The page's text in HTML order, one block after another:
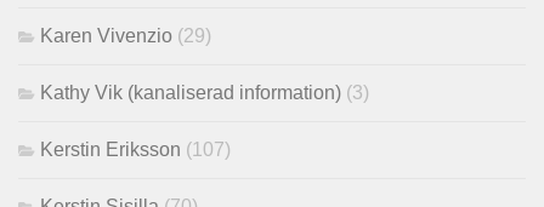
Karen Vivenzio (29)
Kathy Vik (kanaliserad information) (3)
Kerstin Eriksson (107)